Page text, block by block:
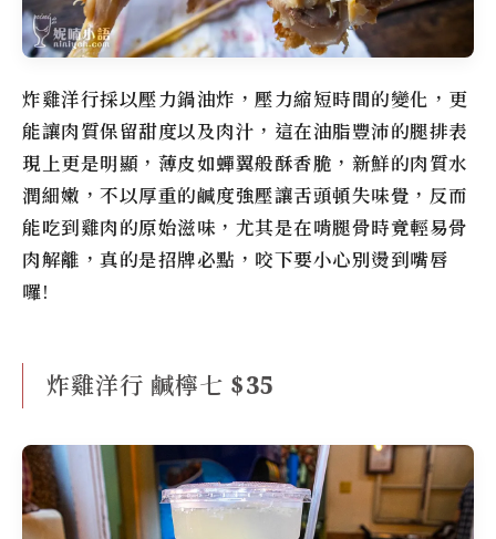
炸雞洋行採以壓力鍋油炸，壓力縮短時間的變化，更
能讓肉質保留甜度以及肉汁，這在油脂豐沛的腿排表
現上更是明顯，薄皮如蟬翼般酥香脆，新鮮的肉質水
潤細嫩，不以厚重的鹹度強壓讓舌頭頓失味覺，反而
能吃到雞肉的原始滋味，尤其是在啃腿骨時竟輕易骨
肉解離，真的是招牌必點，咬下要小心別燙到嘴唇
囉!
炸雞洋行 鹹檸七 $35